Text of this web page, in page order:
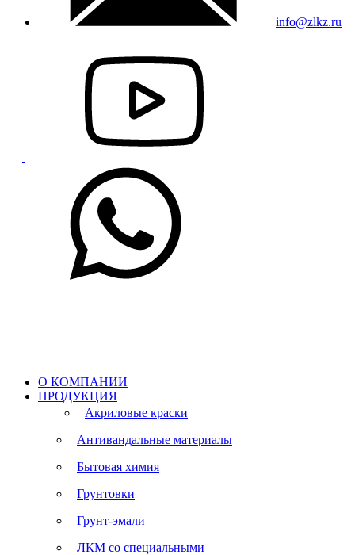
info@zlkz.ru
О КОМПАНИИ
ПРОДУКЦИЯ
Акриловые краски
Антивандальные материалы
Бытовая химия
Грунтовки
Грунт-эмали
ЛКМ со специальными